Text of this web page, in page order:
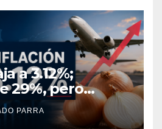
a 3.12%;
29%, pero
se
PARRA